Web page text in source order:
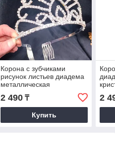
Корона с зубчиками
рисунок листьев диадема
металлическая
2 490₸
Купить
2